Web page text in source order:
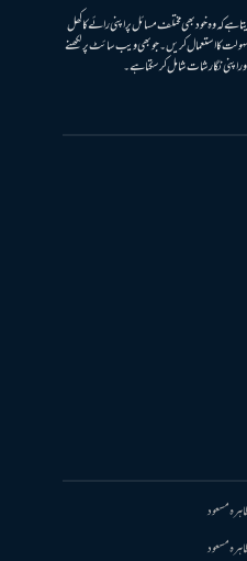
ہے کہ وہ خود بھی مختلف مسائل پر اپنی رائے کا کھل
کا استعمال کریں۔ جو بھی ویب سائٹ پر لکھنے
اپنی نگارشات شامل کرسکتا ہے۔
مسعود
مسعود